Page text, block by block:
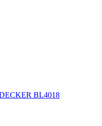
BL4018